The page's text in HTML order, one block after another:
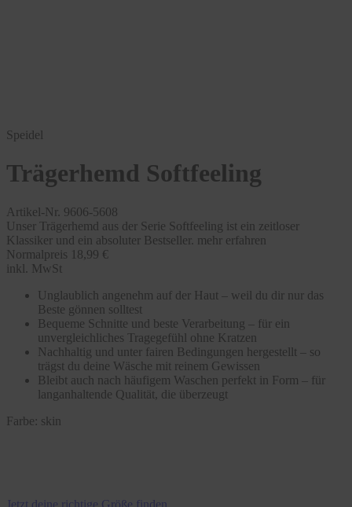
Speidel
Trägerhemd Softfeeling
Artikel-Nr. 9606-5608
Unser Trägerhemd aus der Serie Softfeeling ist ein zeitloser
Klassiker und ein absoluter Bestseller. mehr erfahren
Normalpreis 18,99 €
inkl. MwSt
Unglaublich angenehm auf der Haut – weil du dir nur das
Beste gönnen solltest
Bequeme Schnitte und beste Verarbeitung – für ein
unvergleichliches Tragegefühl ohne Kratzen
Nachhaltig und unter fairen Bedingungen hergestellt – so
trägst du deine Wäsche mit reinem Gewissen
Bleibt auch nach häufigem Waschen perfekt in Form – für
langanhaltende Qualität, die überzeugt
Farbe: skin
Jetzt deine richtige Größe finden